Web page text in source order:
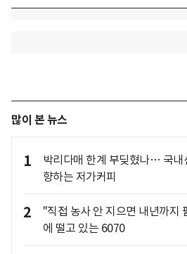
많이 본 뉴스
1
박리다매 한계 부딪혔나… 국내
향하는 저가커피
2
"직접 농사 안 지으면 내년까
에 떨고 있는 6070